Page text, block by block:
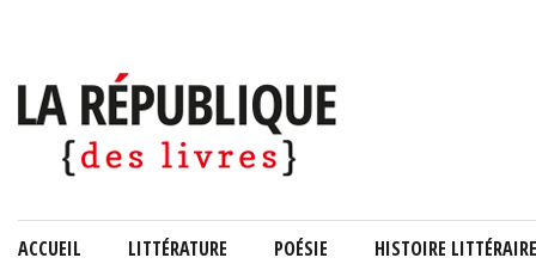
ACCUEIL LITTÉRATURE POÉSIE HISTOIRE LITTÉRAIRE